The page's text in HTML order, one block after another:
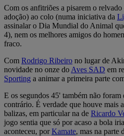
Com os anfitriões a pisarem o relvado
adoção) ao colo (numa iniciativa da
assinalar o Dia Mundial do Animal
4), nem os melhores amigos do
fraco.
Com Rodrigo Ribeiro no lugar de
novidade no onze do Aves SAD em
Sporting a animar a primeira parte
E os segundos 45' também não
contrário. É verdade que houve mais
balizas, em particular na de Ricardo
jogo sentia que só por acaso a bola
aconteceu, porKamate, mas na parte